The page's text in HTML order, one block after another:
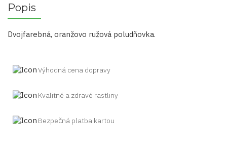
Popis
Dvojfarebná, oranžovo ružová poludňovka.
Výhodná cena dopravy
Kvalitné a zdravé rastliny
Bezpečná platba kartou